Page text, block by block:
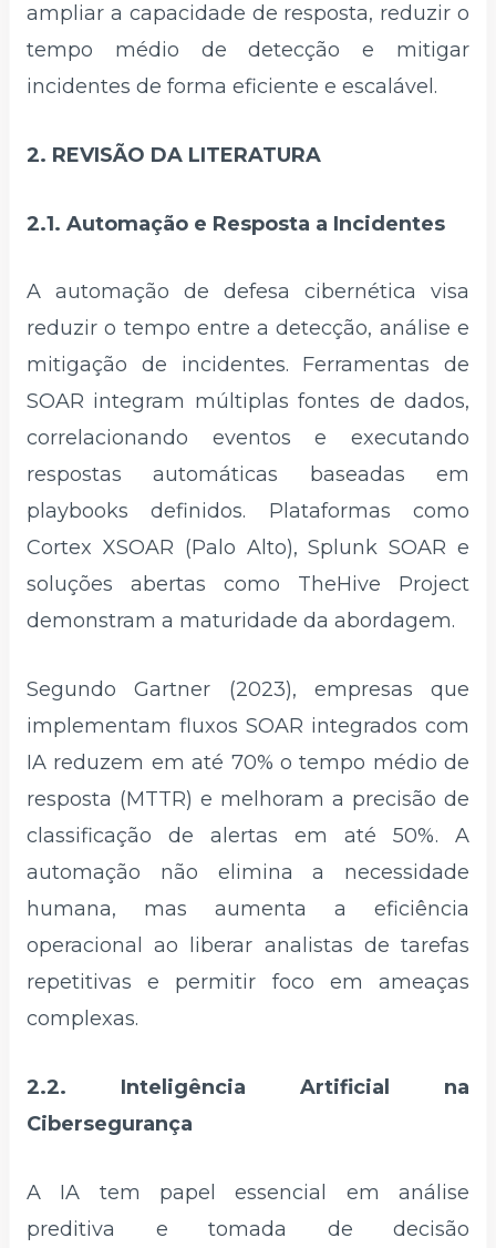
ampliar a capacidade de resposta, reduzir o
tempo médio de detecção e mitigar
incidentes de forma eficiente e escalável.
2. REVISÃO DA LITERATURA
2.1. Automação e Resposta a Incidentes
A automação de defesa cibernética visa
reduzir o tempo entre a detecção, análise e
mitigação de incidentes. Ferramentas de
SOAR integram múltiplas fontes de dados,
correlacionando eventos e executando
respostas automáticas baseadas em
playbooks definidos. Plataformas como
Cortex XSOAR (Palo Alto), Splunk SOAR e
soluções abertas como TheHive Project
demonstram a maturidade da abordagem.
Segundo Gartner (2023), empresas que
implementam fluxos SOAR integrados com
IA reduzem em até 70% o tempo médio de
resposta (MTTR) e melhoram a precisão de
classificação de alertas em até 50%. A
automação não elimina a necessidade
humana, mas aumenta a eficiência
operacional ao liberar analistas de tarefas
repetitivas e permitir foco em ameaças
complexas.
2.2. Inteligência Artificial na
Cibersegurança
A IA tem papel essencial em análise
preditiva e tomada de decisão